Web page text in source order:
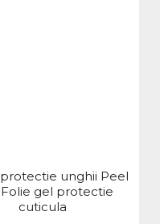
unghii Peel
gel protectie
cuticula